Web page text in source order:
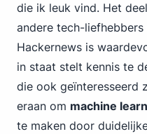
die ik leuk vind. Het
andere tech-
Hackernews is
in staat stelt kennis te
die ook geïnteresseerd
eraan om machine
te maken door